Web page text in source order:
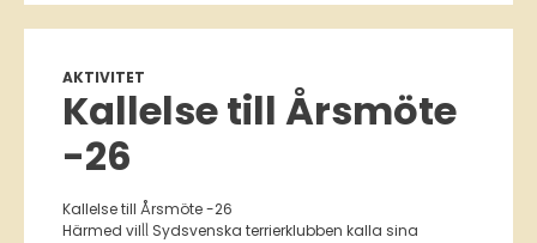
AKTIVITET
Kallelse till Årsmöte
-26
Kallelse till Årsmöte -26
Härmed vilᥣᥣ Sydsvenska terrierklubben kalla sina